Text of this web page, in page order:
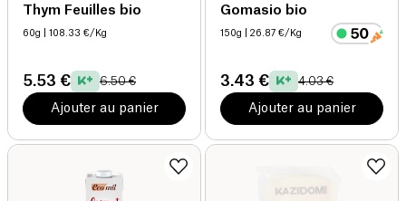
Thym Feuilles bio
60g | 108.33 €/Kg
5.53 € 6.50 €
Ajouter au panier
Gomasio bio
150g | 26.87 €/Kg
3.43 € 4.03 €
Ajouter au panier